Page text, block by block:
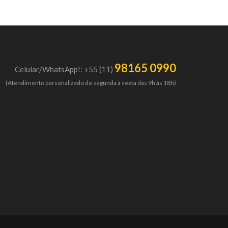
Celular/WhatsApp!: +55 (11) 98165 0990
(Atendimento personalizado de segunda à sexta das 9h às 18h)